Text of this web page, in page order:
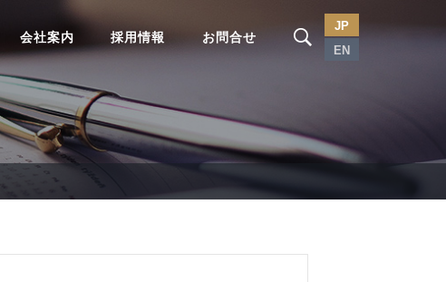
会社案内 採用情報 お問合せ
JP
EN